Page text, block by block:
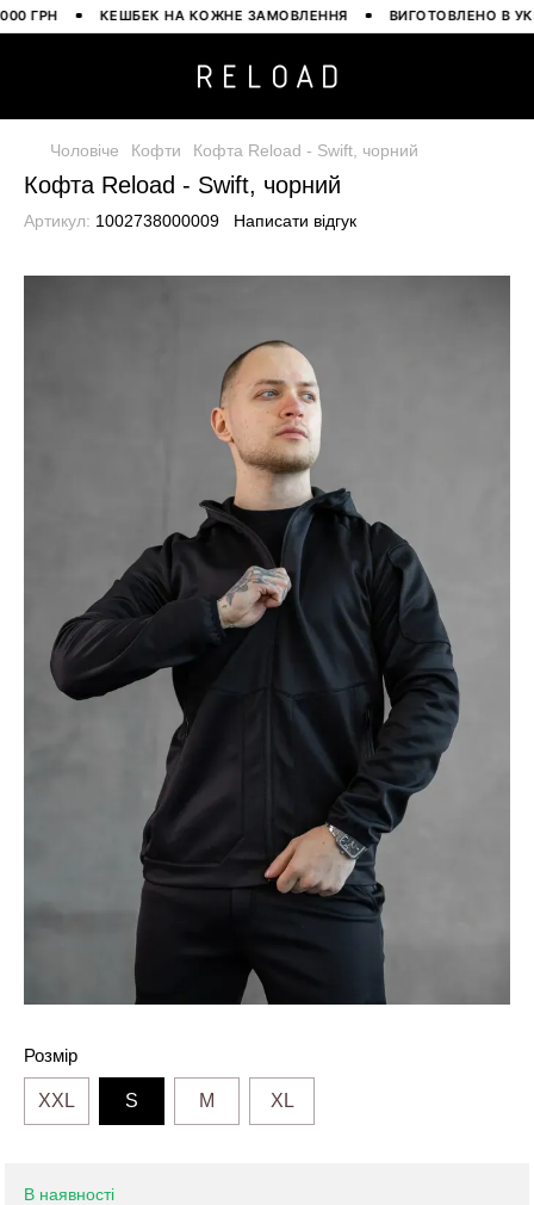
КЕШБЕК НА КОЖНЕ ЗАМОВЛЕННЯ ВИГОТОВЛЕНО В
Чоловіче Кофти Кофта Reload - Swift, чорний
Кофта Reload - Swift, чорний
Артикул: 1002738000009 Написати відгук
Розмір
XXL S M XL
В наявності